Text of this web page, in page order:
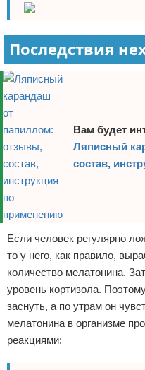
Последствия
Вам будет
Ляписный
состав,
Если человек регулярно
то у него, как правило,
количество мелатонина.
уровень кортизола.
заснуть, а по утрам он
мелатонина в организме
реакциями: